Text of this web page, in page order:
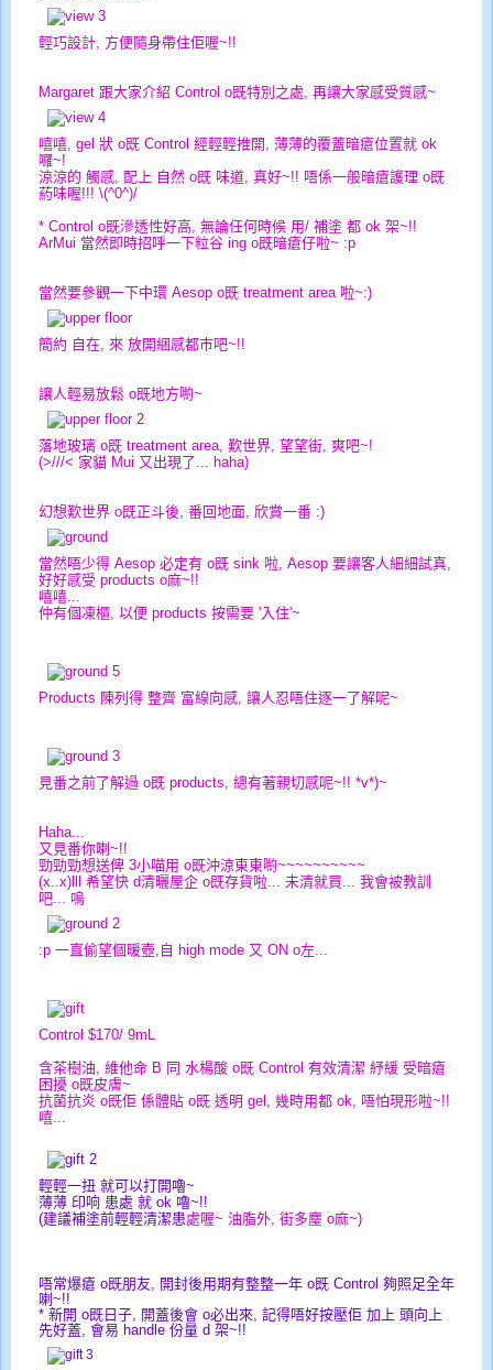
輕巧設計, 方便隨身帶住佢喔~!!
Margaret 跟大家介紹 Control o既特別之處, 再讓大家感受質感~
嘻嘻, gel 狀 o既 Control 經輕輕推開, 薄薄的覆蓋暗瘡位置就 ok
囉~!
涼涼的 觸感, 配上 自然 o既 味道, 真好~!! 唔係一般暗瘡護理 o既
葯味喔!!! \(^0^)/
* Control o既滲透性好高, 無論任何時候 用/ 補塗 都 ok 架~!!
ArMui 當然即時招呼一下粒谷 ing o既暗瘡仔啦~ :p
當然要參觀一下中環 Aesop o既 treatment area 啦~:)
簡約 自在, 來 放開綑感都巿吧~!!
讓人輕易放鬆 o既地方喲~
落地玻璃 o既 treatment area, 歎世界, 望望街, 爽吧~!
(>///< 家貓 Mui 又出現了... haha)
幻想歎世界 o既正斗後, 番回地面, 欣賞一番 :)
當然唔少得 Aesop 必定有 o既 sink 啦, Aesop 要讓客人細細試真,
好好感受 products o麻~!!
嘻嘻...
仲有個凍櫃, 以便 products 按需要 '入住'~
Products 陳列得 整齊 富線向感, 讓人忍唔住逐一了解呢~
見番之前了解過 o既 products, 總有著親切感呢~!! *v*)~
Haha...
又見番你喇~!!
勁勁勁想送俾 3小喵用 o既沖涼東東喲~~~~~~~~~~
(x..x)lll 希望快 d清曬屋企 o既存貨啦... 未清就買... 我會被教訓
吧... 嗚
:p 一直偷望個暖壺,自 high mode 又 ON o左...
Control $170/ 9mL
含茶樹油, 維他命 B 同 水楊酸 o既 Control 有效清潔 紓緩 受暗瘡
困擾 o既皮膚~
抗菌抗炎 o既佢 係體貼 o既 透明 gel, 幾時用都 ok, 唔怕現形啦~!!
嘻...
輕輕一扭 就可以打開嚕~
薄薄 印响 患處 就 ok 嚕~!!
(建議補塗前輕輕清潔患處喔~ 油脂外, 街多麈 o麻~)
唔常爆瘡 o既朋友, 開封後用期有整整一年 o既 Control 夠照足全年
喇~!!
* 新開 o既日子, 開蓋後會 o必出來, 記得唔好按壓佢 加上 頭向上
先好蓋, 會易 handle 份量 d 架~!!